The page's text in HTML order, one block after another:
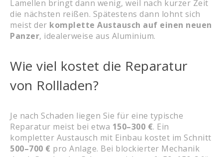
Lamellen bringt dann wenig, weil nach kurzer Zeit
die nächsten reißen. Spätestens dann lohnt sich
meist der komplette Austausch auf einen neuen
Panzer, idealerweise aus Aluminium.
Wie viel kostet die Reparatur
von Rollladen?
Je nach Schaden liegen Sie für eine typische
Reparatur meist bei etwa 150–300 €. Ein
kompletter Austausch mit Einbau kostet im Schnitt
500–700 € pro Anlage. Bei blockierter Mechanik